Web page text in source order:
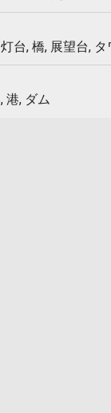
台, 橋, 展望台, タ
港, ダム